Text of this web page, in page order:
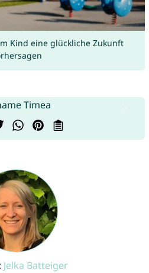
Kind eine glückliche Zukunft
Jelka Batteiger